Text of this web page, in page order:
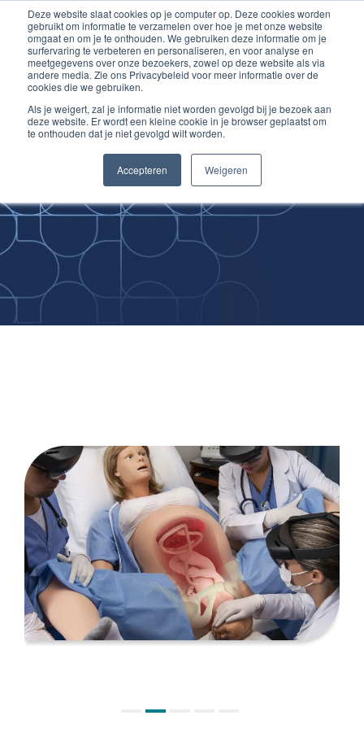
Deze website slaat cookies op je computer op. Deze cookies worden
gebruikt om informatie te verzamelen over hoe je met onze website
omgaat en om je te onthouden. We gebruiken deze informatie om je
surfervaring te verbeteren en personaliseren, en voor analyse en
meetgegevens over onze bezoekers, zowel op deze website als via
andere media. Zie ons Privacybeleid voor meer informatie over de
cookies die we gebruiken.
Als je weigert, zal je informatie niet worden gevolgd bij je bezoek aan
deze website. Er wordt een kleine cookie in je browser geplaatst om
te onthouden dat je niet gevolgd wilt worden.
Accepteren Weigeren
Inloggen account
Ga
naar
de
inhoud
Improving
Medical Skills